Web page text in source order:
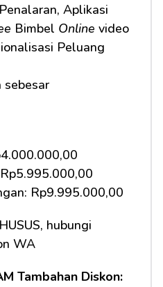
Aplikasi
Bimbel Online video
Peluang
Rp9.995.000,00
hubungi
WA
Tambahan Diskon: